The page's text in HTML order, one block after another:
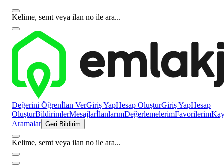
Kelime, semt veya ilan no ile ara...
Değerini Öğrenİlan VerGiriş YapHesap OluşturGiriş YapHesap
OluşturBildirimlerMesajlarİlanlarımDeğerlemelerimFavorilerim
Aramalar Geri Bildirim
Kelime, semt veya ilan no ile ara...